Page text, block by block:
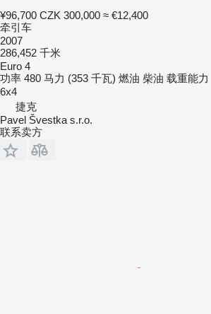
¥96,700 CZK 300,000 ≈ €12,400
牵引车
2007
286,452 千米
Euro 4
功率 480 马力 (353 千瓦) 燃油 柴油 载重能力
6x4
捷克
Pavel Švestka s.r.o.
联系卖方